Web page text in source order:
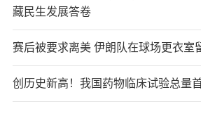
藏民生发展答卷
赛后被要求离美 伊朗队在球场更衣室
创历史新高！我国药物临床试验总量